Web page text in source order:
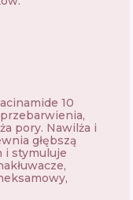
10
pory. Nawilża i
głębszą
i stymuluje